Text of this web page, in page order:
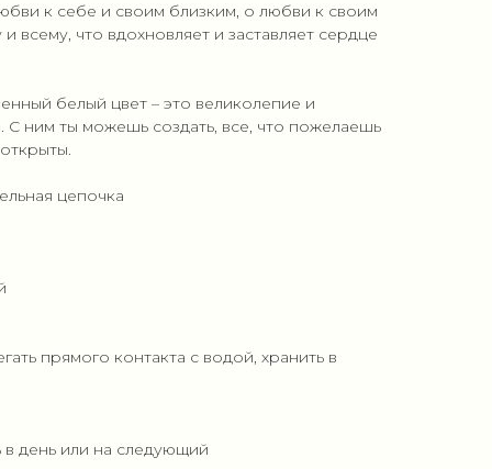
к себе и своим близким, о любви к своим
всему, что вдохновляет и заставляет сердце
белый цвет – это великолепие и
С ним ты можешь создать, все, что пожелаешь
цепочка
прямого контакта с водой, хранить в
в день или на следующий